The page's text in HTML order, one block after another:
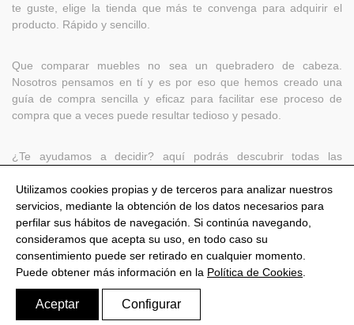
te guste, elige la tienda que más te convenga para adquirir el
producto. Rápido y sencillo.
Que comparar muebles no sea un quebradero de cabeza.
Nosotros pensamos en tí y es por eso que hemos creado una
guía de compra sencilla y eficaz para facilitar ese proceso de
compra que a veces puede resultar tedioso y pesado.
¿Te ayudamos a decidir? aquí podrás descubrir todas las
Política de privacidad
Aviso Legal
Configurar Cookies
Utilizamos cookies propias y de terceros para analizar nuestros
servicios, mediante la obtención de los datos necesarios para
perfilar sus hábitos de navegación. Si continúa navegando,
consideramos que acepta su uso, en todo caso su
consentimiento puede ser retirado en cualquier momento.
Puede obtener más información en la Política de Cookies
Aceptar Configurar